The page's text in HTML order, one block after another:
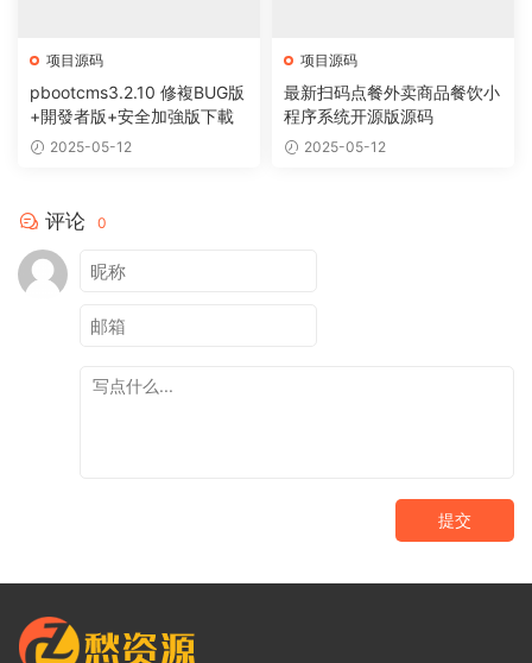
项目源码
pbootcms3.2.10 修複BUG版
+開發者版+安全加強版下載
2025-05-12
项目源码
最新扫码点餐外卖商品餐饮小
程序系统开源版源码
2025-05-12
评论 0
提交